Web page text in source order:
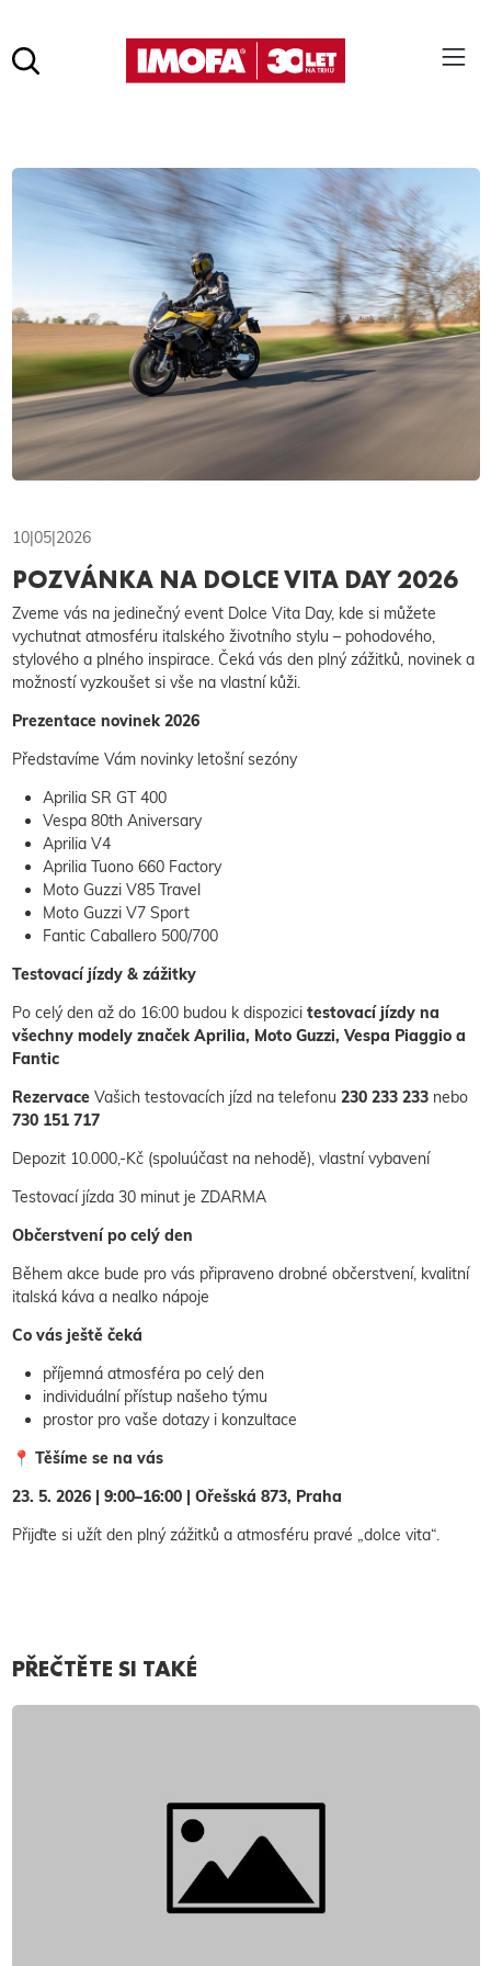
10|05|2026
POZVÁNKA NA DOLCE VITA DAY 2026
Zveme vás na jedinečný event Dolce Vita Day, kde si můžete
vychutnat atmosféru italského životního stylu – pohodového,
stylového a plného inspirace. Čeká vás den plný zážitků, novinek a
možností vyzkoušet si vše na vlastní kůži.
Prezentace novinek 2026
Představíme Vám novinky letošní sezóny
Aprilia SR GT 400
Vespa 80th Aniversary
Aprilia V4
Aprilia Tuono 660 Factory
Moto Guzzi V85 Travel
Moto Guzzi V7 Sport
Fantic Caballero 500/700
Testovací jízdy & zážitky
Po celý den až do 16:00budou k dispozici testovací jízdy na
všechny modely značek Aprilia, Moto Guzzi, Vespa Piaggio a
Fantic
RezervaceVašich testovacích jízd na telefonu 230 233 233nebo
730 151 717
Depozit 10.000,-Kč (spoluúčast na nehodě), vlastní vybavení
Testovací jízda 30 minut je ZDARMA
Občerstvení po celý den
Během akce bude pro vás připraveno drobné občerstvení, kvalitní
italská káva a nealko nápoje
Co vás ještě čeká
příjemná atmosféra po celý den
individuální přístup našeho týmu
prostor pro vaše dotazy i konzultace
📍 Těšíme se na vás
23. 5. 2026 | 9:00–16:00 | Ořešská 873, Praha
Přijďte si užít den plný zážitků a atmosféru pravé „dolce vita“.
PŘEČTĚTE SI TAKÉ